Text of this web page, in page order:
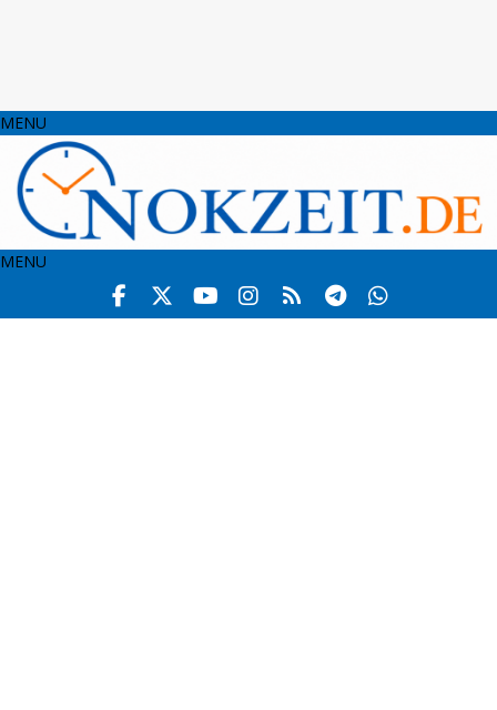
MENU
MENU